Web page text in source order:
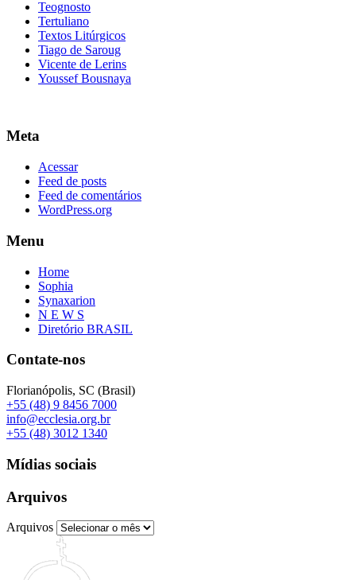
Teognosto
Tertuliano
Textos Litúrgicos
Tiago de Saroug
Vicente de Lerins
Youssef Bousnaya
Meta
Acessar
Feed de posts
Feed de comentários
WordPress.org
Menu
Home
Sophia
Synaxarion
N E W S
Diretório BRASIL
Contate-nos
Florianópolis, SC (Brasil)
+55 (48) 9 8456 7000
info@ecclesia.org.br
+55 (48) 3012 1340
Mídias sociais
Arquivos
Arquivos